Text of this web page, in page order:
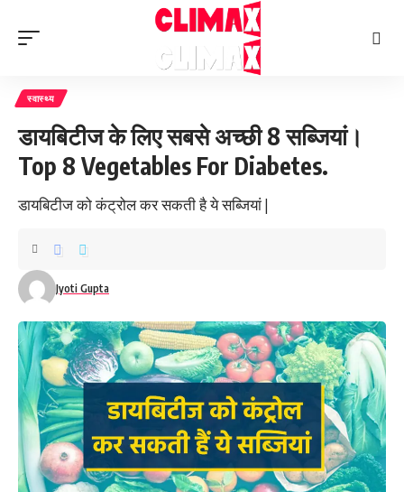
स्वास्थ्य
डायबिटीज के लिए सबसे अच्छी 8 सब्जियां।
Top 8 Vegetables For Diabetes.
डायबिटीज को कंट्रोल कर सकती है ये सब्जियां |
Jyoti Gupta